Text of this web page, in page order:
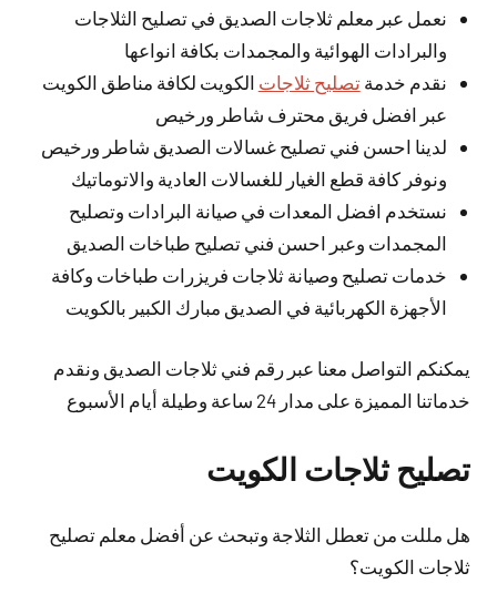
نعمل عبر معلم ثلاجات الصديق في تصليح الثلاجات
والبرادات الهوائية والمجمدات بكافة انواعها
نقدم خدمةتصليح ثلاجات الكويت لكافة مناطق الكويت
عبر افضل فريق محترف شاطر ورخيص
لدينا احسن فني تصليح غسالات الصديق شاطر ورخيص
ونوفر كافة قطع الغيار للغسالات العادية والاتوماتيك
نستخدم افضل المعدات في صيانة البرادات وتصليح
المجمدات وعبر احسن فني تصليح طباخات الصديق
خدمات تصليح وصيانة ثلاجات فريزرات طباخات وكافة
الأجهزة الكهربائية في الصديق مبارك الكبير بالكويت
يمكنكم التواصل معنا عبر رقم فني ثلاجات الصديق ونقدم
خدماتنا المميزة على مدار 24 ساعة وطيلة أيام الأسبوع
تصليح ثلاجات الكويت
هل مللت من تعطل الثلاجة وتبحث عن أفضل معلم تصليح
ثلاجات الكويت؟